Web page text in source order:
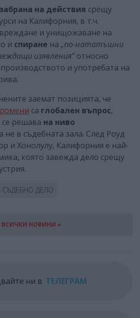
на действия срещу
на Калифорния, в т.ч.
и унищожаване на
и спиране на „по-нататъшни
изявления”относно
и употребата на
заемат позицията, че
са глобален въпрос,
се решава на ниво
не в съдебната зала. След Роуд
и Хонолулу, Калифорния е най-
която завежда дело срещу
СЪДЕБНО ДЕЛО
ВСИЧКИ НОВИНИ »
ни в ТЕЛЕГРАМ